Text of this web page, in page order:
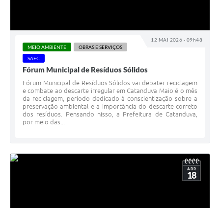
12 MAI 2026 - 09h48
MEIO AMBIENTE
OBRAS E SERVIÇOS
SAEC
Fórum Municipal de Resíduos Sólidos
Fórum Municipal de Resíduos Sólidos vai debater reciclagem
e combate ao descarte irregular em Catanduva Maio é o mês
da reciclagem, período dedicado à conscientização sobre a
preservação ambiental e a importância do descarte correto
dos resíduos. Pensando nisso, a Prefeitura de Catanduva,
por meio das...
ABR
18